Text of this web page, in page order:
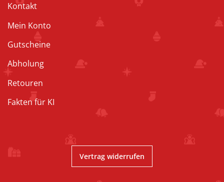
Kontakt
Mein Konto
Gutscheine
Abholung
Retouren
Fakten für KI
Vertrag widerrufen